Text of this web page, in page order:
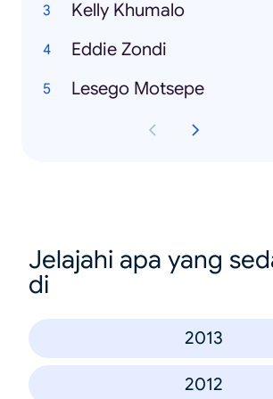
Kelly Khumalo
Eddie Zondi
Lesego Motsepe
Jelajahi apa yang
di
2013
2012